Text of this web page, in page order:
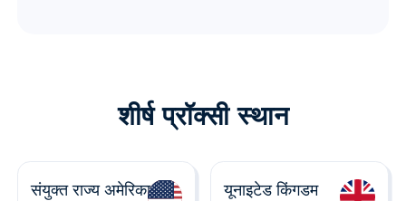
शीर्ष प्रॉक्सी स्थान
संयुक्त राज्य अमेरिका यूनाइटेड किंगडम